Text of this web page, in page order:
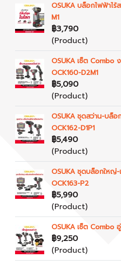
OSUKA บล็อกไฟฟ้าไร้
M1
฿3,790
(Product)
OSUKA เซ็ต Combo
OCK160-D2M1
฿5,090
(Product)
OSUKA ชุดสว่าน-บล็อ
OCK162-D1P1
฿5,490
(Product)
OSUKA ชุดบล็อกใหญ่-
OCK163-P2
฿5,990
(Product)
OSUKA เซ็ต Combo
฿9,250
(Product)